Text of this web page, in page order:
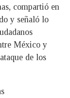
compartió en
y señaló lo
México y
de los